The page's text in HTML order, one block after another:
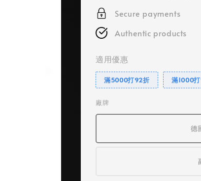
Secure payments
Authentic products
適用優惠
滿5000打92折 滿1000
廠牌
德